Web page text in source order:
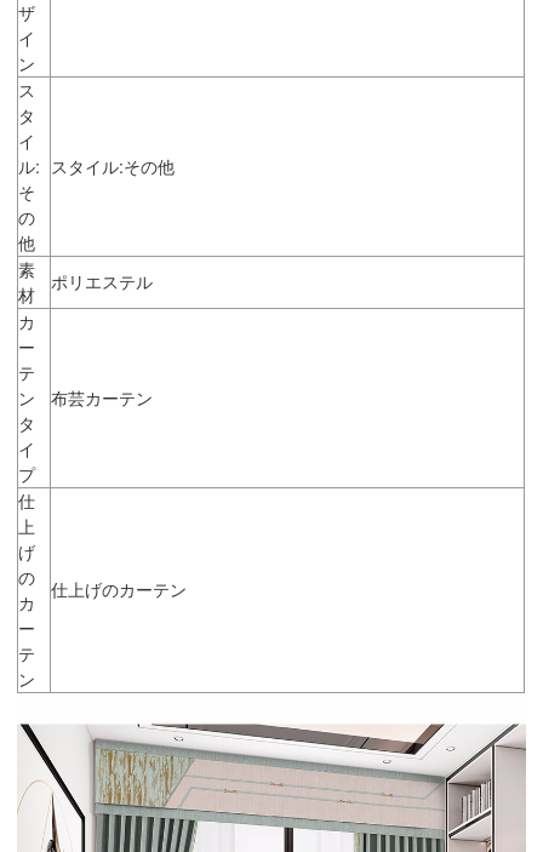
ザ
イ
ン
ス
タ
イ
ル:
そ
の
他
スタイル:その他
素
材
ポリエステル
カ
ー
テ
ン
タ
イ
プ
布芸カーテン
仕
上
げ
の
カ
ー
テ
ン
仕上げのカーテン